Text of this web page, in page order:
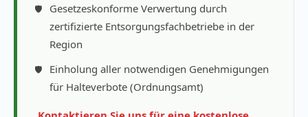
Gesetzeskonforme Verwertung durch
zertifizierte Entsorgungsfachbetriebe in der
Region
Einholung aller notwendigen Genehmigungen
für Halteverbote (Ordnungsamt)